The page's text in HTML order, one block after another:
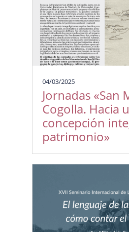
04/03/2025
Jornadas «San
Cogolla. Hacia
concepción
patrimonio»